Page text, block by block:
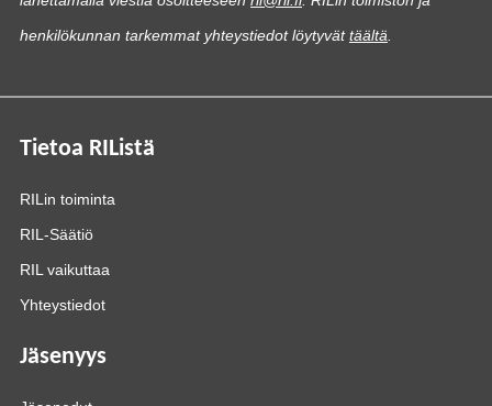
henkilökunnan tarkemmat yhteystiedot löytyvättäältä
Tietoa RIListä
RILin toiminta
RIL-Säätiö
RIL vaikuttaa
Yhteystiedot
Jäsenyys